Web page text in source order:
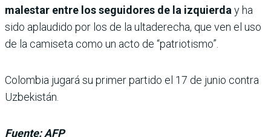
malestar entre los seguidores de la izquierda y ha
sido aplaudido por los de la ultaderecha, que ven el uso
de la camiseta como un acto de “patriotismo”.
Colombia jugará su primer partido el 17 de junio contra
Uzbekistán.
Fuente: AFP